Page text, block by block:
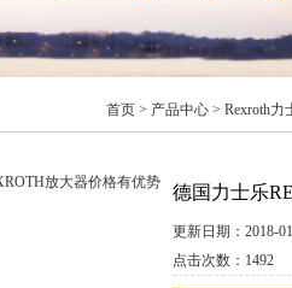
首页 > 产品中心 > Rexroth力
德国力士乐
更新日期： 2018-
点击次数： 1492